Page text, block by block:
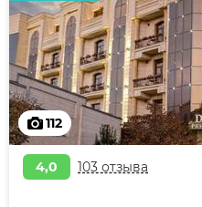
112
4,0 103 отзыва